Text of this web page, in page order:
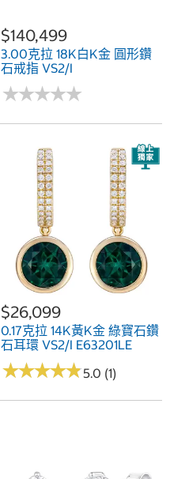
$140,499
3.00克拉 18K白K金 圓形鑽
石戒指 VS2/I
★★★★★
★★★★★
$26,099
0.17克拉 14K黃K金 綠寶石鑽
石耳環 VS2/I E63201LE
★★★★★
★★★★★5.0 (1)